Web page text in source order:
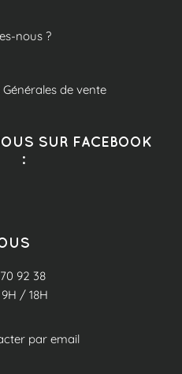
nous ?
de vente
SUR FACEBOOK
:
92 38
/ 18H
par email